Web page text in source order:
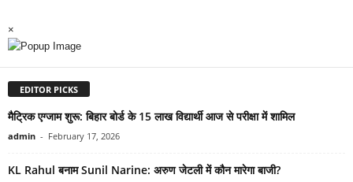
×
EDITOR PICKS
मैट्रिक एग्जाम शुरू: बिहार बोर्ड के 15 लाख विद्यार्थी आज से परीक्षा में शामिल
admin - February 17, 2026
KL Rahul बनाम Sunil Narine: अरुण जेटली में कौन मारेगा बाजी?